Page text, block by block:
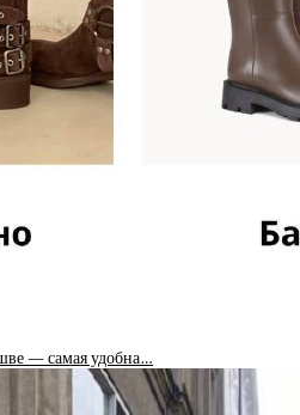
— самая удобна…